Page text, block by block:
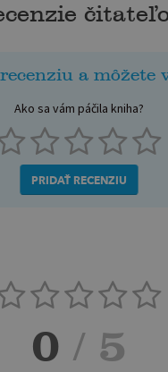
a môžete
Ako sa vám páčila kniha?
PRIDAŤ RECENZIU
0 / 5